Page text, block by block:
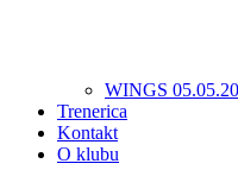
WINGS
Trenerica
Kontakt
O klubu